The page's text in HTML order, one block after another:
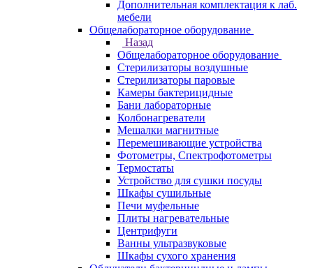
Дополнительная комплектация к лаб.
мебели
Общелабораторное оборудование
Назад
Общелабораторное оборудование
Стерилизаторы воздушные
Стерилизаторы паровые
Камеры бактерицидные
Бани лабораторные
Колбонагреватели
Мешалки магнитные
Перемешивающие устройства
Фотометры, Спектрофотометры
Термостаты
Устройство для сушки посуды
Шкафы сушильные
Печи муфельные
Плиты нагревательные
Центрифуги
Ванны ультразвуковые
Шкафы сухого хранения